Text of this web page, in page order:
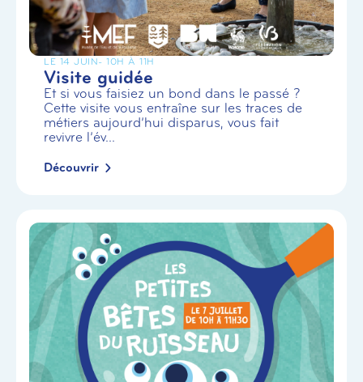
LE 14 JUIN- 10H À 11H
Visite guidée
Et si vous faisiez un bond dans le passé ?
Cette visite vous entraîne sur les traces de
métiers aujourd’hui disparus, vous fait
revivre l’év...
Découvrir